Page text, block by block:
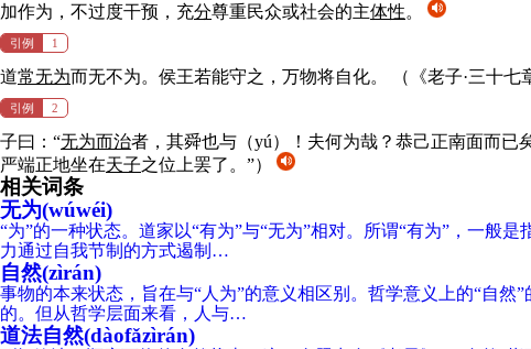
加作为，不过度干预，充分尊重民众或社会的主体性。
引例 1
道常无为而无不为。侯王若能守之，万物将自化。 （《老子·三十七
引例 2
子曰：“无为而治者，其舜也与（yú）！夫何为哉？恭己正南面而已
严端正地坐在天子之位上罢了。”）
相关词条
无为(wúwéi)
“为”的一种状态。道家以“有为”与“无为”相对。所谓“有为”，一般
力通过自我节制的方式遏制…
自然(zìrán)
事物的本来状态，旨在与“人为”的意义相区别。哲学意义上的“自
的。但从哲学层面来看，人与…
道法自然(dàofǎzìrán)